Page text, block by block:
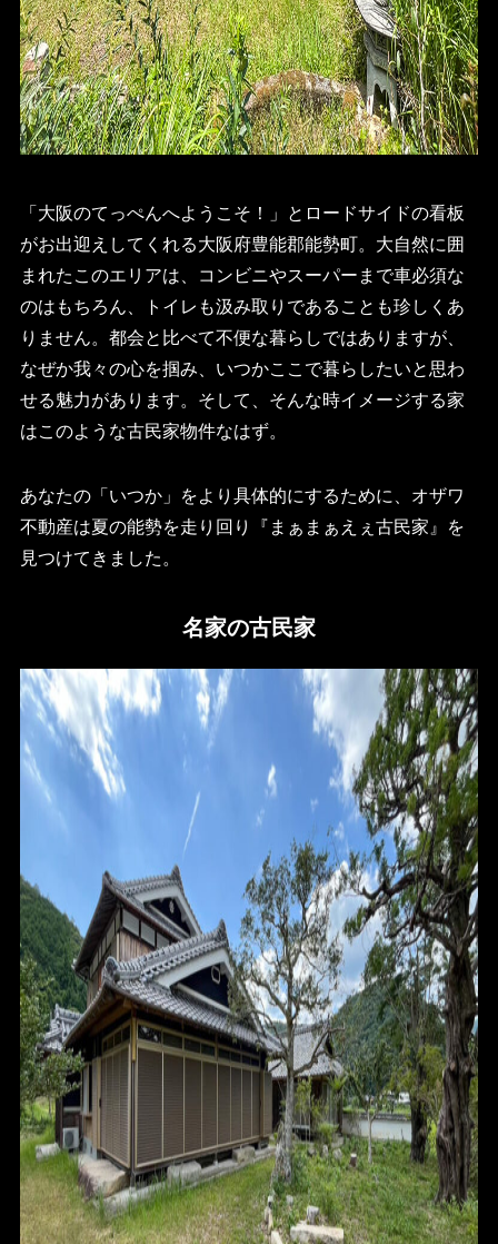
「大阪のてっぺんへようこそ！」とロードサイドの看板
がお出迎えしてくれる大阪府豊能郡能勢町。大自然に囲
まれたこのエリアは、コンビニやスーパーまで車必須な
のはもちろん、トイレも汲み取りであることも珍しくあ
りません。都会と比べて不便な暮らしではありますが、
なぜか我々の心を掴み、いつかここで暮らしたいと思わ
せる魅力があります。そして、そんな時イメージする家
はこのような古民家物件なはず。
あなたの「いつか」をより具体的にするために、オザワ
不動産は夏の能勢を走り回り『まぁまぁえぇ古民家』を
見つけてきました。
名家の古民家